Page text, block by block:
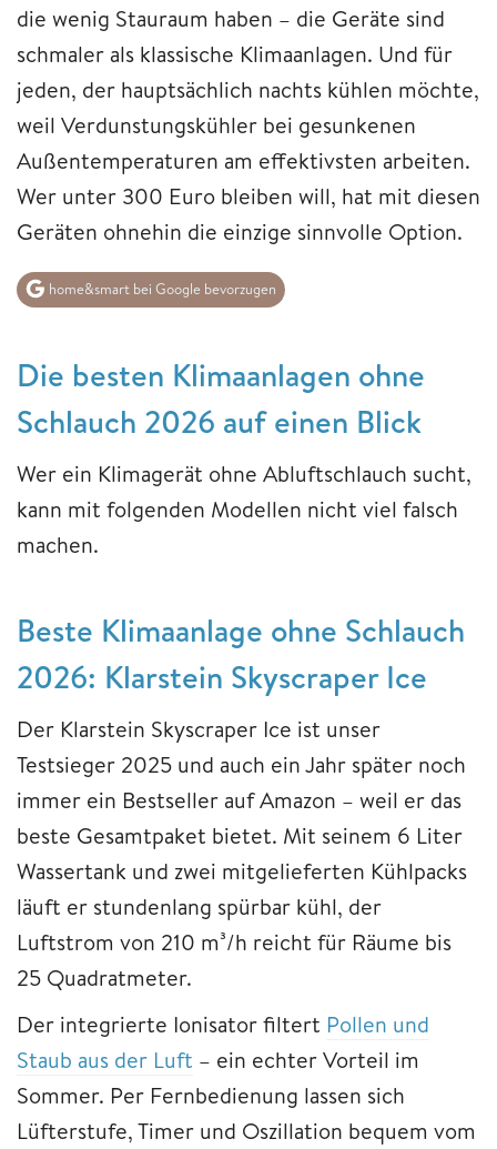
die wenig Stauraum haben – die Geräte sind
schmaler als klassische Klimaanlagen. Und für
jeden, der hauptsächlich nachts kühlen möchte,
weil Verdunstungskühler bei gesunkenen
Außentemperaturen am effektivsten arbeiten.
Wer unter 300 Euro bleiben will, hat mit diesen
Geräten ohnehin die einzige sinnvolle Option.
home&smart bei Google bevorzugen
Die besten Klimaanlagen ohne
Schlauch 2026 auf einen Blick
Wer ein Klimagerät ohne Abluftschlauch sucht,
kann mit folgenden Modellen nicht viel falsch
machen.
Beste Klimaanlage ohne Schlauch
2026: Klarstein Skyscraper Ice
Der Klarstein Skyscraper Ice ist unser
Testsieger 2025 und auch ein Jahr später noch
immer ein Bestseller auf Amazon – weil er das
beste Gesamtpaket bietet. Mit seinem 6 Liter
Wassertank und zwei mitgelieferten Kühlpacks
läuft er stundenlang spürbar kühl, der
Luftstrom von 210 m³/h reicht für Räume bis
25 Quadratmeter.
Der integrierte Ionisator filtert Pollen und
Staub aus der Luft – ein echter Vorteil im
Sommer. Per Fernbedienung lassen sich
Lüfterstufe, Timer und Oszillation bequem vom